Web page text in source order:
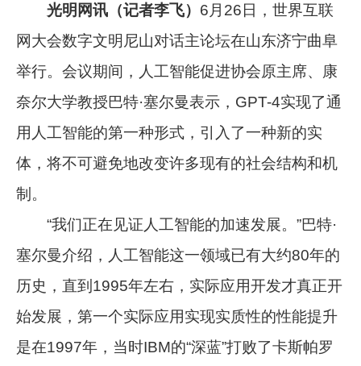
光明网讯（记者李飞） 6月26日，世界互联
网大会数字文明尼山对话主论坛在山东济宁曲阜
举行。会议期间，人工智能促进协会原主席、康
奈尔大学教授巴特·塞尔曼表示，GPT-4实现了通
用人工智能的第一种形式，引入了一种新的实
体，将不可避免地改变许多现有的社会结构和机
制。
“我们正在见证人工智能的加速发展。”巴特·
塞尔曼介绍，人工智能这一领域已有大约80年的
历史，直到1995年左右，实际应用开发才真正开
始发展，第一个实际应用实现实质性的性能提升
是在1997年，当时IBM的“深蓝”打败了卡斯帕罗